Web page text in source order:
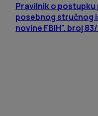
Pravilnik o
posebnog stručnog
novine FBIH". broj